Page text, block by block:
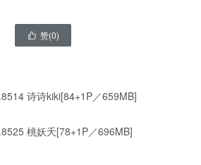
 赞(0)
诗诗kiki[84+1P／659MB]
桃妖夭[78+1P／696MB]